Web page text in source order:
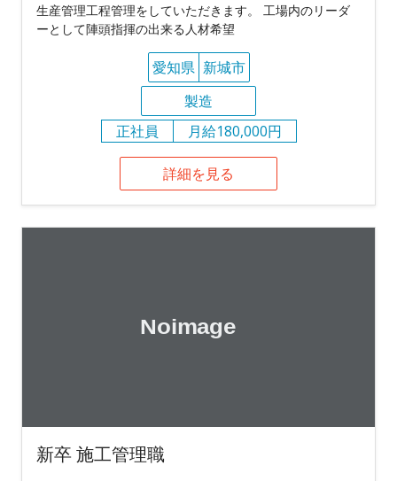
生産管理工程管理をしていただきます。 工場内のリーダ
ーとして陣頭指揮の出来る人材希望
愛知県 新城市
製造
正社員
月給180,000円
詳細を見る
新卒 施工管理職